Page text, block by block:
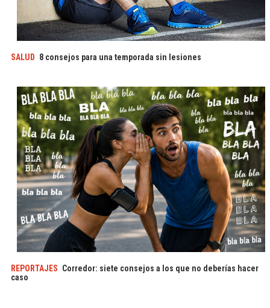
SALUD 8 consejos para una temporada sin lesiones
REPORTAJES Corredor: siete consejos a los que no deberías hacer
caso